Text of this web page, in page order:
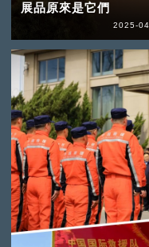
展品原來是它們
2025-